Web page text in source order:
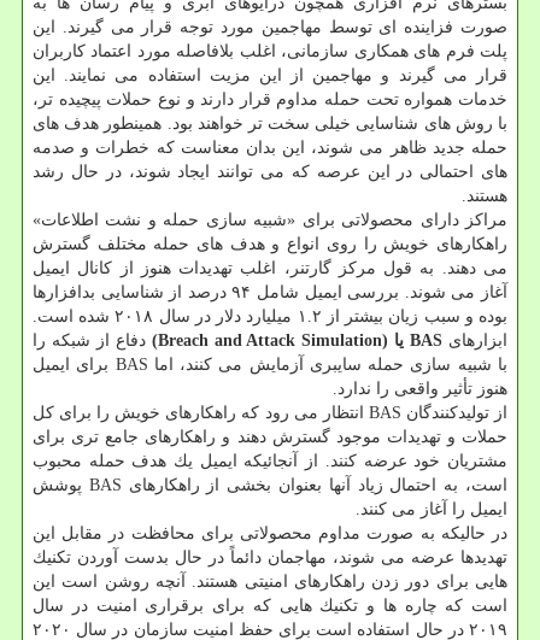
صورت فزاینده ای توسط مهاجمین مورد توجه قرار می گیرند. این
پلت فرم های همكاری سازمانی، اغلب بلافاصله مورد اعتماد كاربران
قرار می گیرند و مهاجمین از این مزیت استفاده می نمایند. این
خدمات همواره تحت حمله مداوم قرار دارند و نوع حملات پیچیده تر،
با روش های شناسایی خیلی سخت تر خواهند بود. همینطور هدف های
حمله جدید ظاهر می شوند، این بدان معناست كه خطرات و صدمه
های احتمالی در این عرصه كه می توانند ایجاد شوند، در حال رشد
هستند.
مراكز دارای محصولاتی برای «شبیه سازی حمله و نشت اطلاعات»
راهكارهای خویش را روی انواع و هدف های حمله مختلف گسترش
می دهند. به قول مركز گارتنر، اغلب تهدیدات هنوز از كانال ایمیل
آغاز می شوند. بررسی ایمیل شامل ۹۴ درصد از شناسایی بدافزارها
بوده و سبب زیان بیشتر از ۱.۲ میلیارد دلار در سال ۲۰۱۸ شده است.
ابزارهای BAS یا (Breach and Attack Simulation)
دفاع از شبكه را
با شبیه سازی حمله سایبری آزمایش می كنند، اما BAS برای ایمیل
هنوز تأثیر واقعی را ندارد.
از تولیدكنندگان BAS انتظار می رود كه راهكارهای خویش را برای كل
حملات و تهدیدات موجود گسترش دهند و راهكارهای جامع تری برای
مشتریان خود عرضه كنند. از آنجائیكه ایمیل یك هدف حمله محبوب
است، به احتمال زیاد آنها بعنوان بخشی از راهكارهای BAS پوشش
ایمیل را آغاز می كنند.
در حالیكه به صورت مداوم محصولاتی برای محافظت در مقابل این
تهدیدها عرضه می شوند، مهاجمان دائماً در حال بدست آوردن تكنیك
هایی برای دور زدن راهكارهای امنیتی هستند. آنچه روشن است این
است كه چاره ها و تكنیك هایی كه برای برقراری امنیت در سال
۲۰۱۹ در حال استفاده است برای حفظ امنیت سازمان در سال ۲۰۲۰